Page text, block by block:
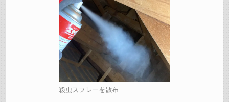
殺虫スプレーを散布